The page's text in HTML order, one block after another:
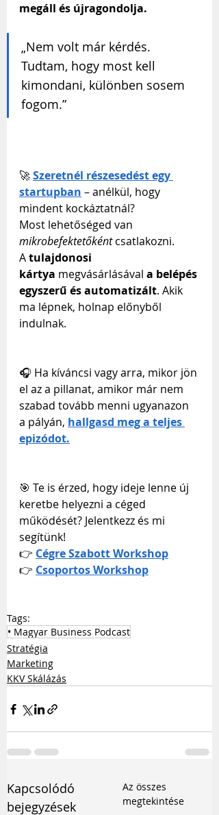
megáll és újragondolja.
„Nem volt már kérdés.
Tudtam, hogy most kell
kimondani, különben sosem
fogom.”
🚀 Szeretnél részesedést egy
startupban – anélkül, hogy
mindent kockáztatnál?
Most lehetőséged van
mikrobefektetőként csatlakozni.
A tulajdonosi
kártya megvásárlásával a belépés
egyszerű és automatizált. Akik
ma lépnek, holnap előnyből
indulnak.
🎧 Ha kíváncsi vagy arra, mikor jön
el az a pillanat, amikor már nem
szabad tovább menni ugyanazon
a pályán, hallgasd meg a teljes
epizódot.
🎯 Te is érzed, hogy ideje lenne új
keretbe helyezni a céged
működését? Jelentkezz és mi
segítünk!
👉 Cégre Szabott Workshop
👉 Csoportos Workshop
Tags:
• Magyar Business Podcast
Stratégia
Marketing
KKV Skálázás
Kapcsolódó
bejegyzések
Az összes
megtekintése